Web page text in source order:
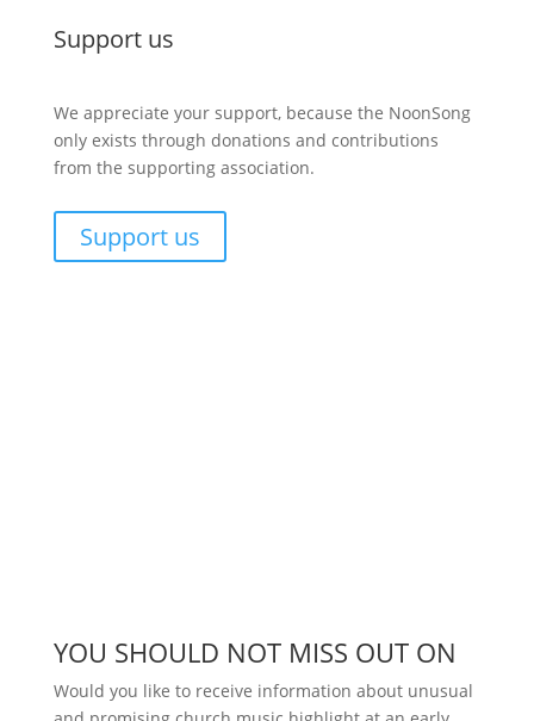
Support us
We appreciate your support, because the NoonSong
only exists through donations and contributions
from the supporting association.
Support us
YOU SHOULD NOT MISS OUT ON
Would you like to receive information about unusual